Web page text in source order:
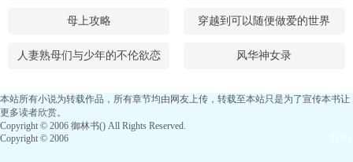
母上攻略 穿越到可以随便做爱的世界
人妻熟母们与少年的不伦欲恋 风华神女录
本站所有小说为转载作品，所有章节均由网友上传，转载至本站只是为了宣传本书让
更多读者欣赏。
Copyright © 2006 御林书() All Rights Reserved.
Copyright © 2006